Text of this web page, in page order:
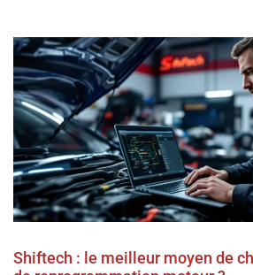
Shiftech : le meilleur moyen de